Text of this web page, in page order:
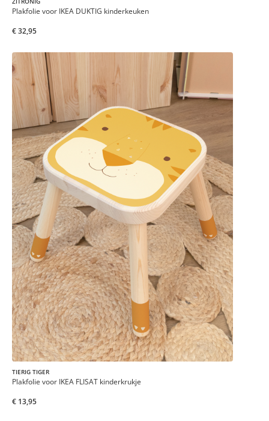
Plakfolie voor IKEA DUKTIG kinderkeuken
€ 32,95
TIERIG TIGER
Plakfolie voor IKEA FLISAT kinderkrukje
€ 13,95